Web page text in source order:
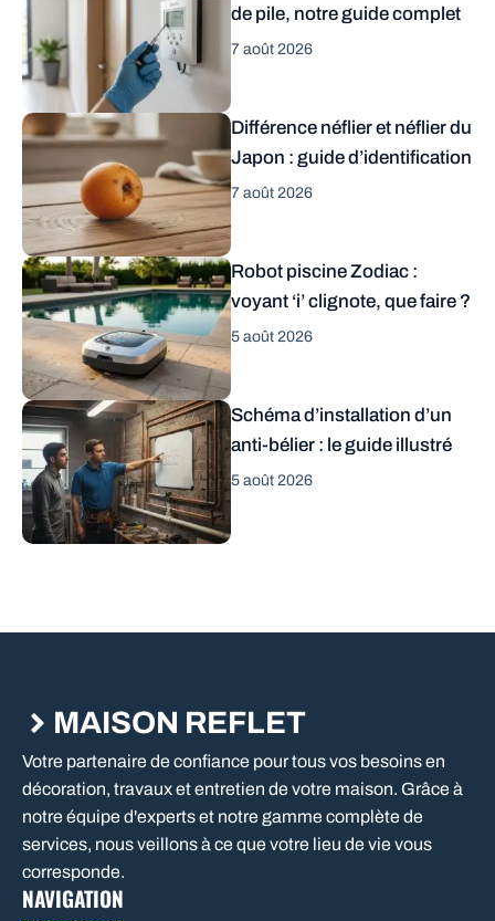
de pile, notre guide complet
7 août 2026
Différence néflier et néflier du
Japon : guide d’identification
7 août 2026
Robot piscine Zodiac :
voyant ‘i’ clignote, que faire ?
5 août 2026
Schéma d’installation d’un
anti-bélier : le guide illustré
5 août 2026
MAISON REFLET
Votre partenaire de confiance pour tous vos besoins en
décoration, travaux et entretien de votre maison. Grâce à
notre équipe d'experts et notre gamme complète de
services, nous veillons à ce que votre lieu de vie vous
corresponde.
NAVIGATION